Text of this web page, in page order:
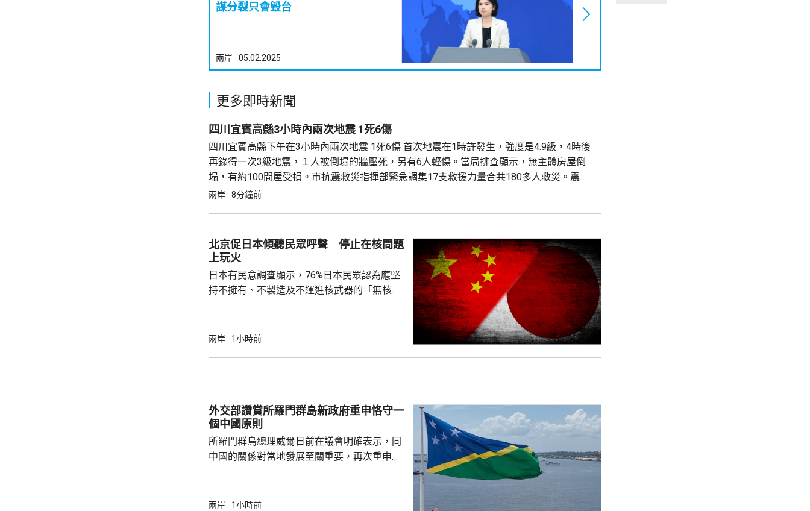
謀分裂只會毀台
兩岸 05.02.2025
更多即時新聞
四川宜賓高縣3小時內兩次地震 1死6傷
四川宜賓高縣下午在3小時內兩次地震 1死6傷 首次地震在1時許發生，強度是4.9級，4時後
再錄得一次3級地震，１人被倒塌的牆壓死，另有6人輕傷。當局排查顯示，無主體房屋倒
塌，有約100間屋受損。市抗震救災指揮部緊急調集17支救援力量合共180多人救災。震區
電力、通信、燃氣、水利和居民供水設施運行正常。 當局指，抗震救災各項工作正在緊張
兩岸 8分鐘前
北京促日本傾聽民眾呼聲 停止在核問題
上玩火
日本有民意調查顯示，76%日本民眾認為應堅
持不擁有、不製造及不運進核武器的「無核三
言人林劍回應指，民調結果充分反映日本主流
日益膨脹的政治、軍事野心，是拿一億多日本
人民的未來豪賭。 林劍指出，民心不...
兩岸 1小時前
外交部讚賞所羅門群島新政府重申恪守一
個中國原則
所羅門群島總理威爾日前在議會明確表示，同
中國的關係對當地發展至關重要，再次重申所
個中國，台灣是中國領土不可分割的一部分，
兩岸 1小時前